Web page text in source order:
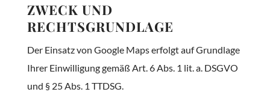
ZWECK UND
RECHTSGRUNDLAGE
Der Einsatz von Google Maps erfolgt auf Grundlage
Ihrer Einwilligung gemäß Art. 6 Abs. 1 lit. a. DSGVO
und § 25 Abs. 1 TTDSG.